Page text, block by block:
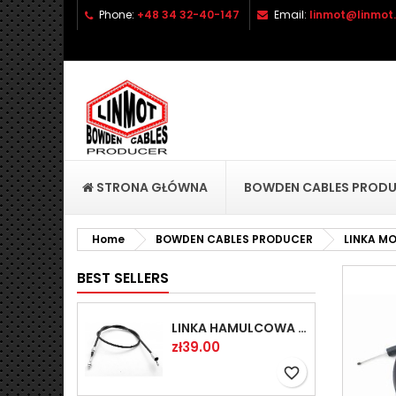
Phone: +48 34 32-40-147 Email:
STRONA GŁÓWNA BOWDEN CABLES
Home BOWDEN CABLES PRODUCER LINKA
BEST SELLERS
LINKA HAMULCOWA PRZYCZEPY KNOTT 1440/1230 33921-1.14
Price
zł39.00
favorite_border